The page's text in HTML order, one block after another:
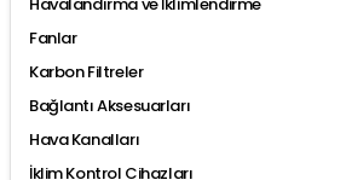
Fanlar
Karbon Filtreler
Bağlantı Aksesuarları
Hava Kanalları
İklim Kontrol Cihazları